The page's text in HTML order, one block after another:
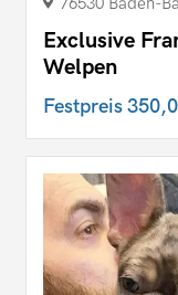
Exclusive
Welpen
Festpreis